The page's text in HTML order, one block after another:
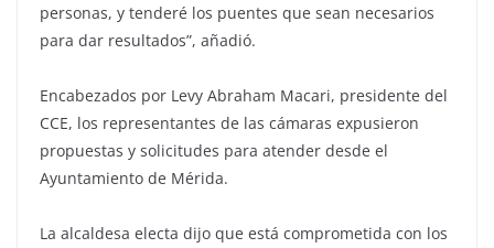
personas, y tenderé los puentes que sean necesarios
para dar resultados”, añadió.
Encabezados por Levy Abraham Macari, presidente del
CCE, los representantes de las cámaras expusieron
propuestas y solicitudes para atender desde el
Ayuntamiento de Mérida.
La alcaldesa electa dijo que está comprometida con los